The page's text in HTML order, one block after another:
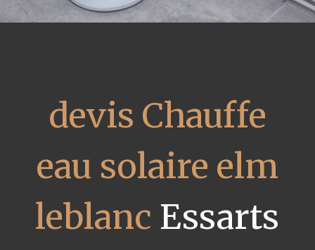
devis Chauffe
eau solaire elm
leblanc Essarts